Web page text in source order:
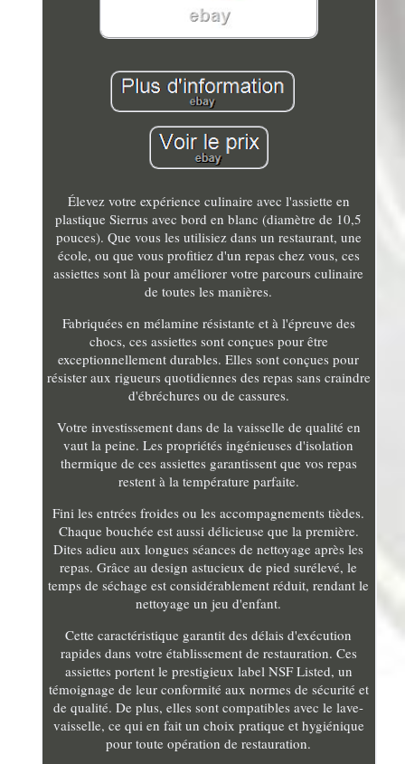
Élevez votre expérience culinaire avec l'assiette en
plastique Sierrus avec bord en blanc (diamètre de 10,5
pouces). Que vous les utilisiez dans un restaurant, une
école, ou que vous profitiez d'un repas chez vous, ces
assiettes sont là pour améliorer votre parcours culinaire
de toutes les manières.
Fabriquées en mélamine résistante et à l'épreuve des
chocs, ces assiettes sont conçues pour être
exceptionnellement durables. Elles sont conçues pour
résister aux rigueurs quotidiennes des repas sans craindre
d'ébréchures ou de cassures.
Votre investissement dans de la vaisselle de qualité en
vaut la peine. Les propriétés ingénieuses d'isolation
thermique de ces assiettes garantissent que vos repas
restent à la température parfaite.
Fini les entrées froides ou les accompagnements tièdes.
Chaque bouchée est aussi délicieuse que la première.
Dites adieu aux longues séances de nettoyage après les
repas. Grâce au design astucieux de pied surélevé, le
temps de séchage est considérablement réduit, rendant le
nettoyage un jeu d'enfant.
Cette caractéristique garantit des délais d'exécution
rapides dans votre établissement de restauration. Ces
assiettes portent le prestigieux label NSF Listed, un
témoignage de leur conformité aux normes de sécurité et
de qualité. De plus, elles sont compatibles avec le lave-
vaisselle, ce qui en fait un choix pratique et hygiénique
pour toute opération de restauration.